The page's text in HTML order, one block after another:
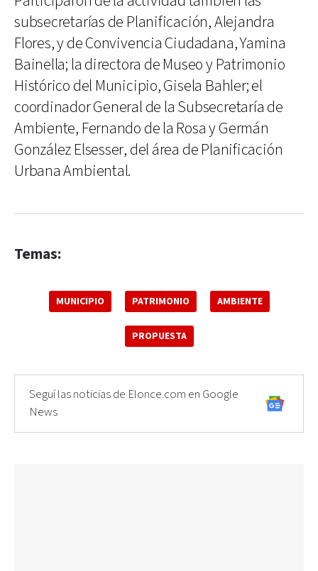
subsecretarías de Planificación, Alejandra
Flores, y de Convivencia Ciudadana, Yamina
Bainella; la directora de Museo y Patrimonio
Histórico del Municipio, Gisela Bahler; el
coordinador General de la Subsecretaría de
Ambiente, Fernando de la Rosa y Germán
González Elsesser, del área de Planificación
Urbana Ambiental.
Temas:
MUNICIPIO PATRIMONIO AMBIENTE
PROPUESTA
Seguí las noticias de Elonce.com en Google
News